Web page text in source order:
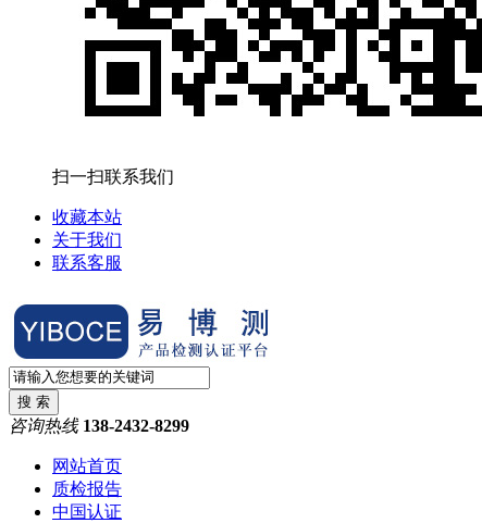
扫一扫联系我们
收藏本站
关于我们
联系客服
咨询热线 138-2432-8299
网站首页
质检报告
中国认证